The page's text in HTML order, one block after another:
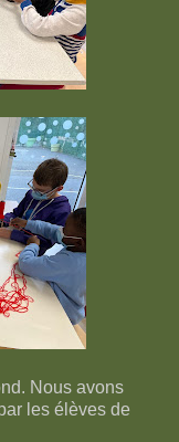
Nous avons
les élèves de